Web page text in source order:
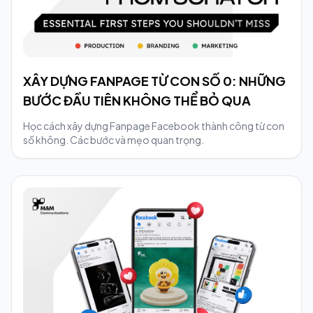
XÂY DỰNG FANPAGE TỪ CON SỐ 0: NHỮNG
BƯỚC ĐẦU TIÊN KHÔNG THỂ BỎ QUA
Học cách xây dựng Fanpage Facebook thành công từ con
số không. Các bước và mẹo quan trọng.